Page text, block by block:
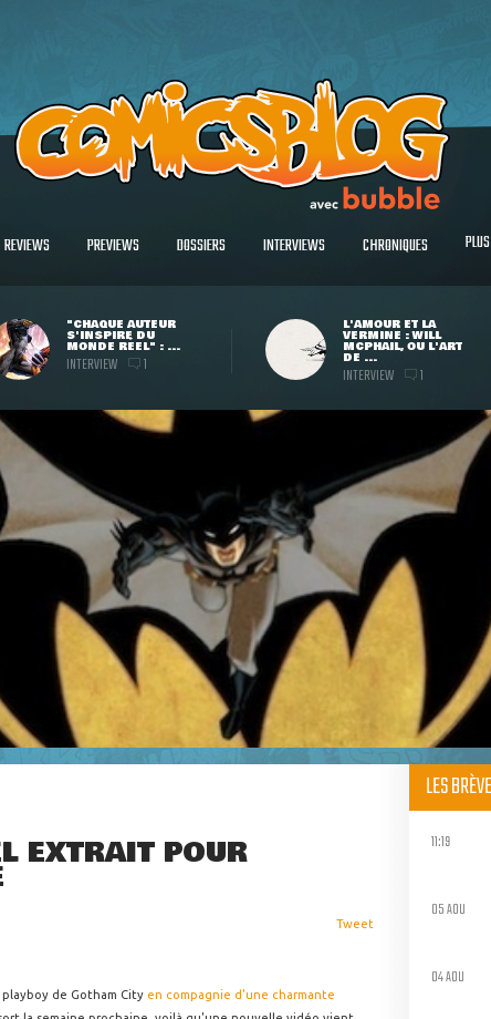
REVIEWS PREVIEWS DOSSIERS INTERVIEWS CHRONIQUES PLUS
"CHAQUE AUTEUR
S'INSPIRE DU
MONDE RÉEL" : ...
INTERVIEW 1
L'AMOUR ET LA
VERMINE : WILL
MCPHAIL, OU L'ART
DE ...
INTERVIEW 1
EXTRAIT POUR
Tweet
de Gotham City en compagnie d'une charmante
LES
11:19
05 AOU
04 AOU